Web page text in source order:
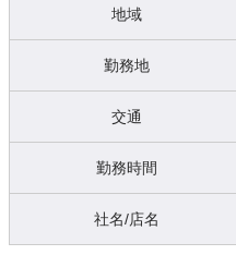
地域
勤務地
交通
勤務時間
社名/店名